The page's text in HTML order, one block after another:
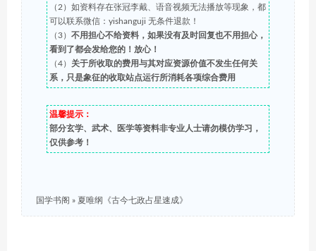
（2）如资料存在张冠李戴、语音视频无法播放等现象，都
可以联系微信：yishanguji 无条件退款！
（3） 不用担心不给资料，如果没有及时回复也不用担心，
看到了都会发给您的！放心！
（4） 关于所收取的费用与其对应资源价值不发生任何关
系，只是象征的收取站点运行所消耗各项综合费用
温馨提示：
部分玄学、武术、医学等资料非专业人士请勿模仿学习，
仅供参考！
国学书阁 » 夏唯纲《古今七政占星速成》